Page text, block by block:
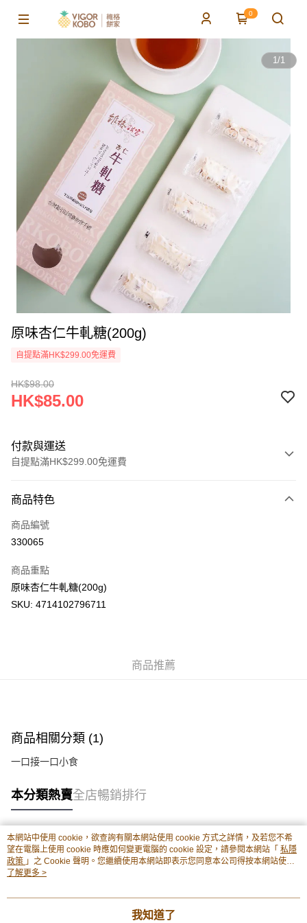
0
1/1
原味杏仁牛軋糖(200g)
自提點滿HK$299.00免運費
HK$98.00
HK$85.00
付款與運送
自提點滿HK$299.00免運費
信用卡
AlipayHK
送貨方式
付款後其他順豐合作點
每筆HK$50.00，滿HK$299.00或以上免運費
順豐配送：住宅/工商地區
每筆HK$50.00，滿HK$299.00或以上免運費
商品特色
商品編號
330065
商品重點
原味杏仁牛軋糖(200g)
SKU: 4714102796711
商品推薦
商品相關分類 (1)
一口接一口小食
本分類熱賣全店暢銷排行
熱門標籤
熱銷排行
本網站中使用 cookie，欲查詢有關本網站使用 cookie 方式之詳情，及若您不希
望在電腦上使用 cookie 時應如何變更電腦的 cookie 設定，請參閱本網站「 私隱
政策 」之 Cookie 聲明。您繼續使用本網站即表示您同意本公司得按本網站使用
條款之 Cookie 聲明使用 cookie。
了解更多 >
我知道了